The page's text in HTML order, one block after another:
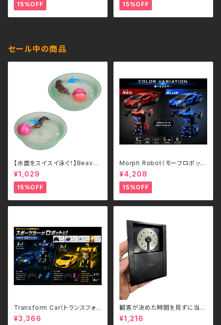
15%OFF 15%OFF
セール中の商品
【水面をスイスイ泳ぐ！】Beave
r's Ball 電動ビーバーボール
犬・猫用 ペットトイ
¥1,029
15%OFF
Morph Robot（モーフロボッ
ト）｜ボタンひとつで瞬間変形！
スポーツカー＆ロボット 2WAY
ラジコン（2.4GHz・USB充電
式）
¥4,208
15%OFF
Transform Car（トランスフォ
ームカー）｜ボタンひとつで瞬間
変形！スポーツカー＆ロボット 2
¥3,366
観客が決めた時間を見ずに当て
る - Guess the Time
¥1,216